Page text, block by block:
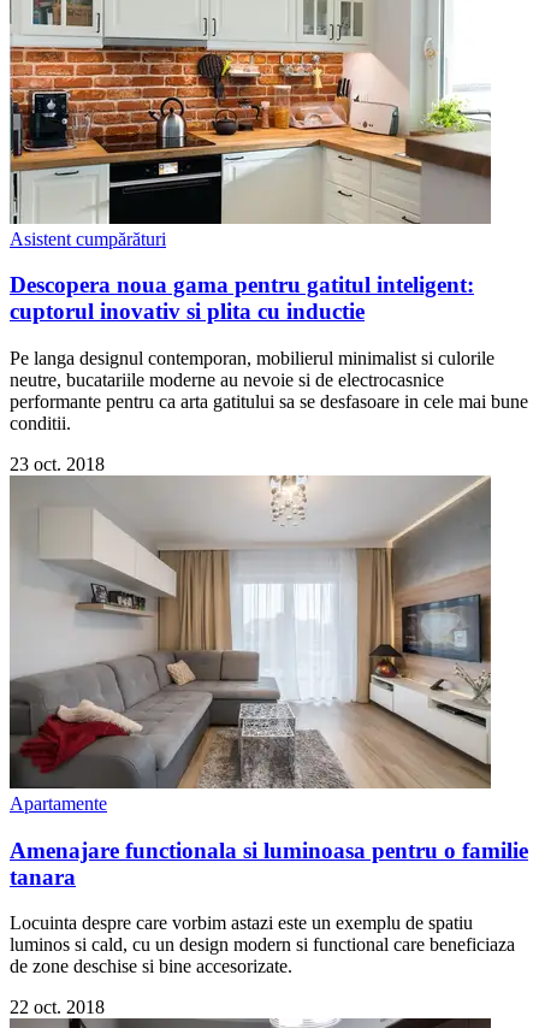
Asistent cumpărături
Descopera noua gama pentru gatitul inteligent:
cuptorul inovativ si plita cu inductie
Pe langa designul contemporan, mobilierul minimalist si culorile
neutre, bucatariile moderne au nevoie si de electrocasnice
performante pentru ca arta gatitului sa se desfasoare in cele mai bune
conditii.
23 oct. 2018
Apartamente
Amenajare functionala si luminoasa pentru o familie
tanara
Locuinta despre care vorbim astazi este un exemplu de spatiu
luminos si cald, cu un design modern si functional care beneficiaza
de zone deschise si bine accesorizate.
22 oct. 2018